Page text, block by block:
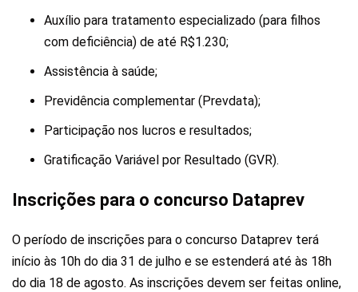
Auxílio para tratamento especializado (para filhos
com deficiência) de até R$1.230;
Assistência à saúde;
Previdência complementar (Prevdata);
Participação nos lucros e resultados;
Gratificação Variável por Resultado (GVR).
Inscrições para o concurso Dataprev
O período de inscrições para o concurso Dataprev terá
início às 10h do dia 31 de julho e se estenderá até às 18h
do dia 18 de agosto. As inscrições devem ser feitas online,